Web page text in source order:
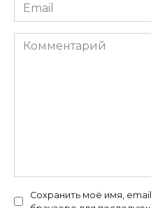
*
Комментарий
Сохранить моё имя,